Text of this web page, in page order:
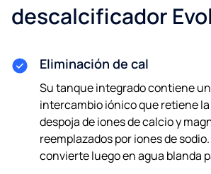
descalcificador
Eliminación de cal
Su tanque integrado contiene
intercambio iónico que retiene la
despoja de iones de calcio y
reemplazados por iones de
convierte luego en agua blanda